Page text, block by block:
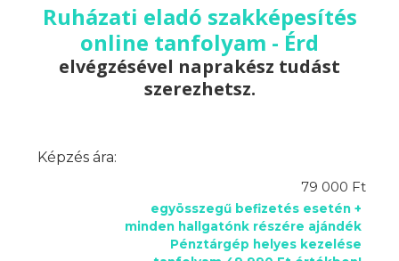
Ruházati eladó szakképesítés
online tanfolyam - Érd
elvégzésével naprakész tudást
szerezhetsz.
Képzés ára:
79 000 Ft
egyösszegű befizetés esetén +
minden hallgatónk részére ajándék
Pénztárgép helyes kezelése